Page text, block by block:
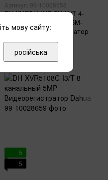
Артикул: 99-10028658
DH-XVR5104HS-5M-I3/T 4-
канальный Penta-brid 5M-
N/1080p Видеорегистратор
Dahua
5 895 грн
5
5
мову сайту:
російська